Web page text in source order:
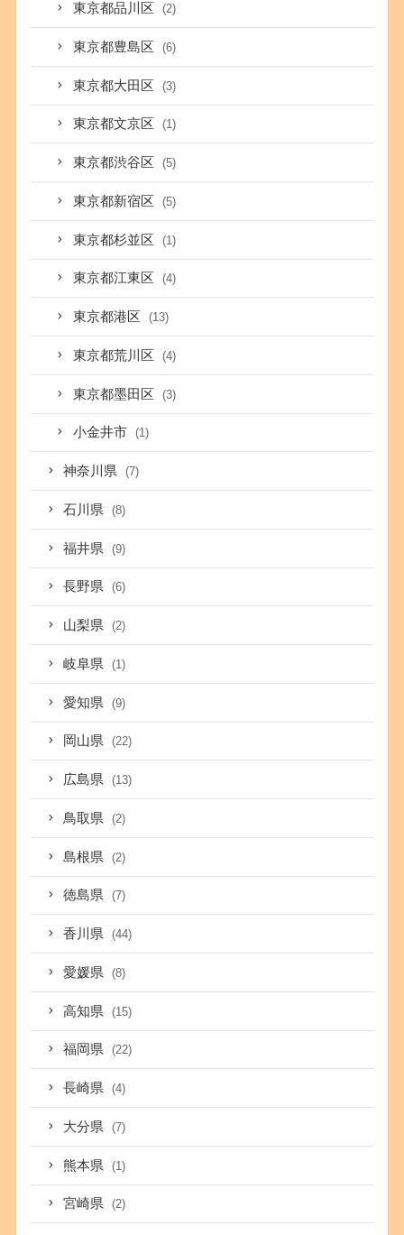
東京都品川区 (2)
東京都豊島区 (6)
東京都大田区 (3)
東京都文京区 (1)
東京都渋谷区 (5)
東京都新宿区 (5)
東京都杉並区 (1)
東京都江東区 (4)
東京都港区 (13)
東京都荒川区 (4)
東京都墨田区 (3)
小金井市 (1)
神奈川県 (7)
石川県 (8)
福井県 (9)
長野県 (6)
山梨県 (2)
岐阜県 (1)
愛知県 (9)
岡山県 (22)
広島県 (13)
鳥取県 (2)
島根県 (2)
徳島県 (7)
香川県 (44)
愛媛県 (8)
高知県 (15)
福岡県 (22)
長崎県 (4)
大分県 (7)
熊本県 (1)
宮崎県 (2)